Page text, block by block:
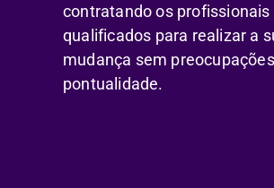
contratando os profissionais
qualificados para realizar a
mudança sem
pontualidade.